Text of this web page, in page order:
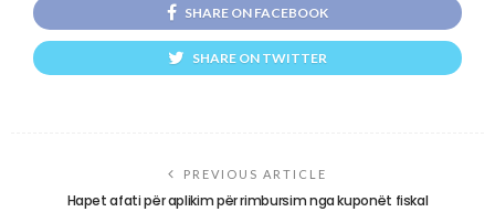
SHARE ON FACEBOOK
SHARE ON TWITTER
PREVIOUS ARTICLE
Hapet afati për aplikim për rimbursim nga kuponët fiskal